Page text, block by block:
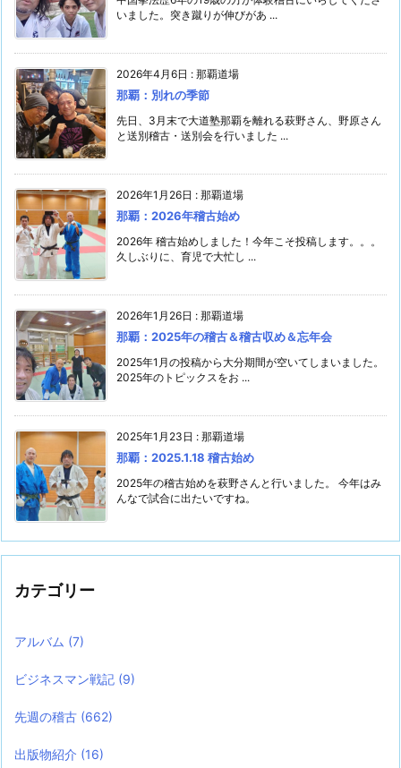
いました。突き蹴りが伸びがあ ...
2026年4月6日 : 那覇道場
那覇：別れの季節
先日、3月末で大道塾那覇を離れる萩野さん、野原さん
と送別稽古・送別会を行いました ...
2026年1月26日 : 那覇道場
那覇：2026年稽古始め
2026年 稽古始めしました！今年こそ投稿します。。。
久しぶりに、育児で大忙し ...
2026年1月26日 : 那覇道場
那覇：2025年の稽古＆稽古収め＆忘年会
2025年1月の投稿から大分期間が空いてしまいました。
2025年のトピックスをお ...
2025年1月23日 : 那覇道場
那覇：2025.1.18 稽古始め
2025年の稽古始めを萩野さんと行いました。 今年はみ
んなで試合に出たいですね。
カテゴリー
アルバム (7)
ビジネスマン戦記 (9)
先週の稽古 (662)
出版物紹介 (16)